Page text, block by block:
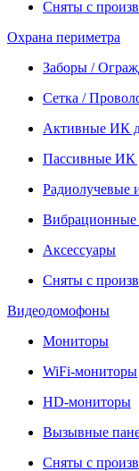
Сняты с
Охрана периметра
Заборы /
Сетка /
Активные ИК
Пассивные ИК
Радиолучевые
Вибрационные
Аксессуары
Сняты с
Видеодомофоны
Мониторы
WiFi-мониторы
HD-мониторы
Вызывные
Сняты с